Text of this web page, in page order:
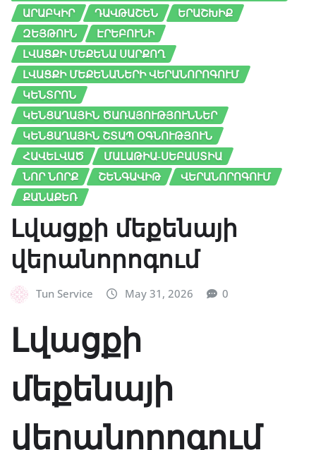
ԱՐԱԲԿԻՐ
ԴԱՎԹԱՇԵՆ
ԵՐԱՇԽԻՔ
ԶԵՅԹՈՒՆ
ԷՐԵԲՈՒՆԻ
ԼՎԱՑՔԻ ՄԵՔԵՆԱ ՍԱՐՔՈՂ
ԼՎԱՑՔԻ ՄԵՔԵՆԱՆԵՐԻ ՎԵՐԱՆՈՐՈԳՈՒՄ
ԿԵՆՏՐՈՆ
ԿԵՆՑԱՂԱՅԻՆ ԾԱՌԱՅՈՒԹՅՈՒՆՆԵՐ
ԿԵՆՑԱՂԱՅԻՆ ՇՏԱՊ ՕԳՆՈՒԹՅՈՒՆ
ՀԱՎԵԼՎԱԾ
ՄԱԼԱԹԻԱ-ՍԵԲԱՍՏԻԱ
ՆՈՐ ՆՈՐՔ
ՇԵՆԳԱՎԻԹ
ՎԵՐԱՆՈՐՈԳՈՒՄ
ՔԱՆԱՔԵՌ
Լվացքի մեքենայի
վերանորոգում
Tun Service May 31, 2026 0
Լվացքի
մեքենայի
վերանորոգում